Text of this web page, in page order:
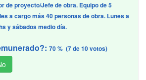
de proyecto/Jefe de obra. Equipo de 5
a cargo más 40 personas de obra. Lunes a
y sábados medio día.
70 % (7 de 10 votos)